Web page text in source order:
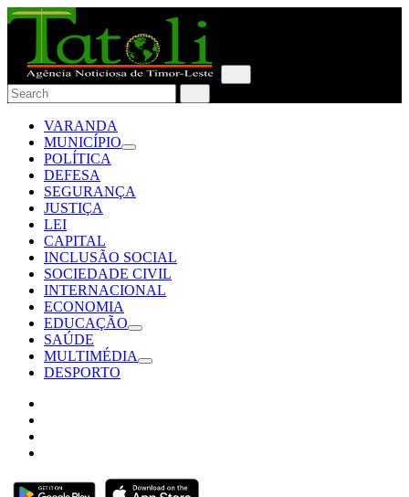
VARANDA
MUNICÍPIO
POLÍTICA
DEFESA
SEGURANÇA
JUSTIÇA
LEI
CAPITAL
INCLUSÃO SOCIAL
SOCIEDADE CIVIL
INTERNACIONAL
ECONOMIA
EDUCAÇÃO
SAÚDE
MULTIMÉDIA
DESPORTO